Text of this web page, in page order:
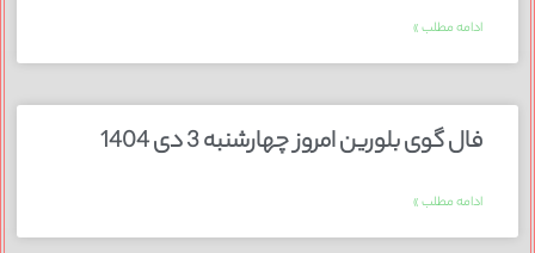
ادامه مطلب »
فال گوی بلورین امروز چهارشنبه 3 دی 1404
ادامه مطلب »